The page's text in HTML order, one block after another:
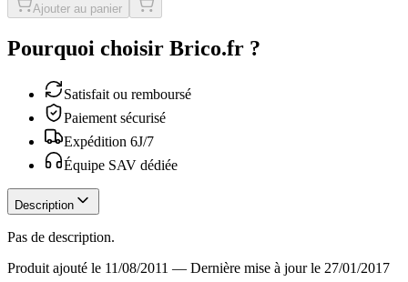
Ajouter au panier
Pourquoi choisir Brico.fr ?
Satisfait ou remboursé
Paiement sécurisé
Expédition 6J/7
Équipe SAV dédiée
Description
Pas de description.
Produit ajouté le 11/08/2011 — Dernière mise à jour le 27/01/2017